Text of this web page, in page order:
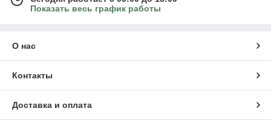
Показать весь график работы
О нас
Контакты
Доставка и оплата